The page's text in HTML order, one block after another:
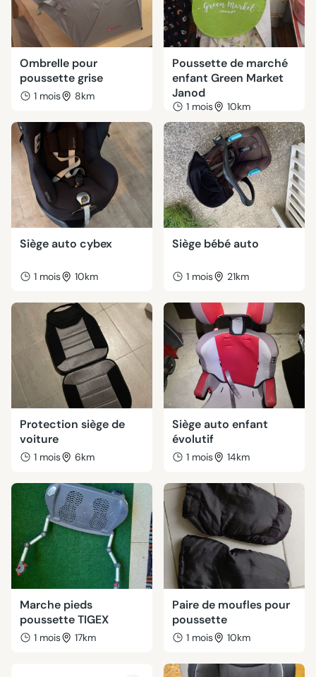
Ombrelle pour
poussette grise
1 mois 8km
Poussette de marché
enfant Green Market
Janod
1 mois 10km
Siège auto cybex
1 mois 10km
Siège bébé auto
1 mois 21km
Protection siège de
voiture
1 mois 6km
Siège auto enfant
évolutif
1 mois 14km
Marche pieds
poussette TIGEX
1 mois 17km
Paire de moufles pour
poussette
1 mois 10km